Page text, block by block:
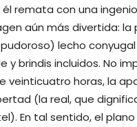
remata con una
aún más divertida:
lecho
y brindis incluidos. No
veinticuatro horas, la
(la real, que
En tal sentido, el